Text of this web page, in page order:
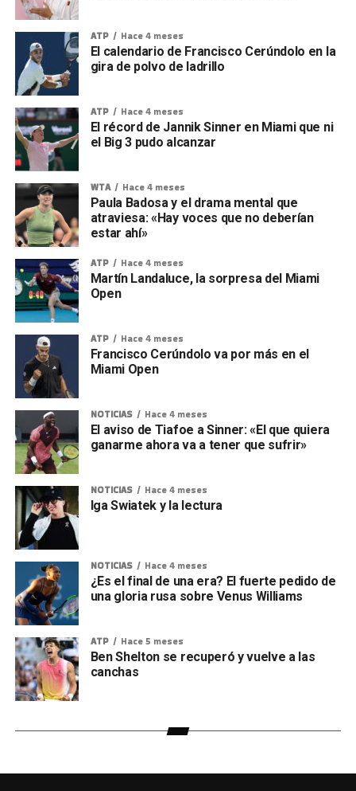
ATP Hace 4 meses
El calendario de Francisco Cerúndolo en la
gira de polvo de ladrillo
ATP Hace 4 meses
El récord de Jannik Sinner en Miami que ni
el Big 3 pudo alcanzar
WTA Hace 4 meses
Paula Badosa y el drama mental que
atraviesa: «Hay voces que no deberían
estar ahí»
ATP Hace 4 meses
Martín Landaluce, la sorpresa del Miami
Open
ATP Hace 4 meses
Francisco Cerúndolo va por más en el
Miami Open
NOTICIAS Hace 4 meses
El aviso de Tiafoe a Sinner: «El que quiera
ganarme ahora va a tener que sufrir»
NOTICIAS Hace 4 meses
Iga Swiatek y la lectura
NOTICIAS Hace 4 meses
¿Es el final de una era? El fuerte pedido de
una gloria rusa sobre Venus Williams
ATP Hace 5 meses
Ben Shelton se recuperó y vuelve a las
canchas